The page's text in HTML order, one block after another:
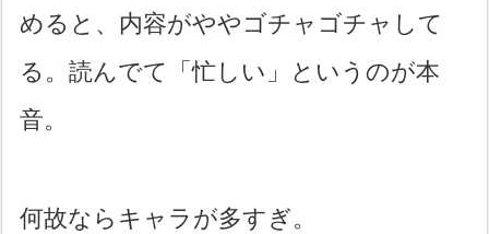
めると、内容がややゴチャゴチャして
る。読んでて「忙しい」というのが本
音。
何故ならキャラが多すぎ。